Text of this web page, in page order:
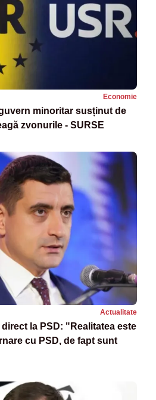
Economie
minoritar susținut de
zvonurile - SURSE
Actualitate
la PSD: "Realitatea este
cu PSD, de fapt sunt